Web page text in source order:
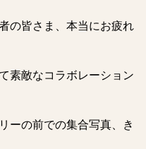
の皆さま、本当にお疲れ
素敵なコラボレーション
ーの前での集合写真、き